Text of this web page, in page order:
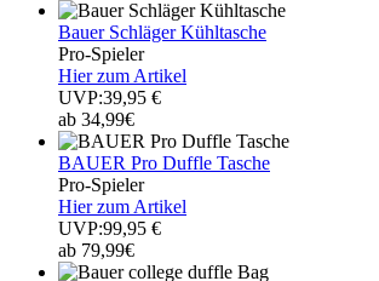
Bauer Schläger Kühltasche
Pro-Spieler
Hier zum Artikel
UVP:39,95 €
ab 34,99€
BAUER Pro Duffle Tasche
Pro-Spieler
Hier zum Artikel
UVP:99,95 €
ab 79,99€